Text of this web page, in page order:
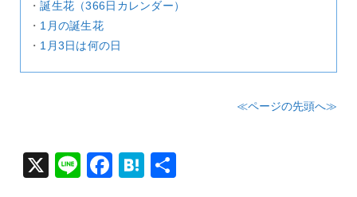
・誕生花（366日カレンダー）
・ 1月の誕生花
・ 1月3日は何の日
≪ページの先頭へ≫
X
Li
F
H